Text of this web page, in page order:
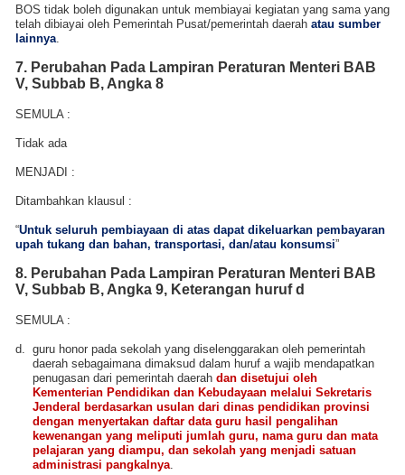
BOS tidak boleh digunakan untuk membiayai kegiatan yang sama yang
telah dibiayai oleh Pemerintah Pusat/pemerintah daerah atau sumber
lainnya.
7. Perubahan Pada Lampiran Peraturan Menteri BAB
V, Subbab B, Angka 8
SEMULA :
Tidak ada
MENJADI :
Ditambahkan klausul :
“Untuk seluruh pembiayaan di atas dapat dikeluarkan pembayaran
upah tukang dan bahan, transportasi, dan/atau konsumsi”
8. Perubahan Pada Lampiran Peraturan Menteri BAB
V, Subbab B, Angka 9, Keterangan huruf d
SEMULA :
d. guru honor pada sekolah yang diselenggarakan oleh pemerintah
daerah sebagaimana dimaksud dalam huruf a wajib mendapatkan
penugasan dari pemerintah daerah dan disetujui oleh
Kementerian Pendidikan dan Kebudayaan melalui Sekretaris
Jenderal berdasarkan usulan dari dinas pendidikan provinsi
dengan menyertakan daftar data guru hasil pengalihan
kewenangan yang meliputi jumlah guru, nama guru dan mata
pelajaran yang diampu, dan sekolah yang menjadi satuan
administrasi pangkalnya.